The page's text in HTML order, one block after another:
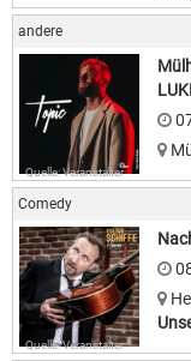
andere
Quelle: Veranstalter
Comedy
Quelle: Veranstalter